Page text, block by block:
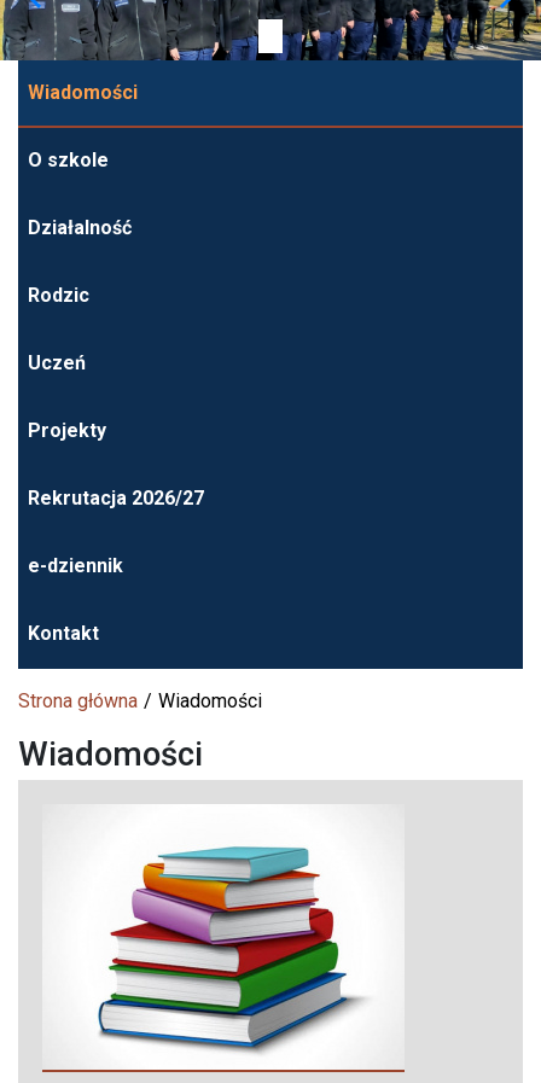
Wiadomości
O szkole
Działalność
Rodzic
Uczeń
Projekty
Rekrutacja 2026/27
e-dziennik
Kontakt
Strona główna Wiadomości
Wiadomości